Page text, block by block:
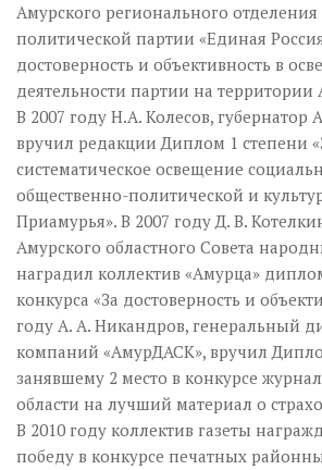
Амурского регионального отделения
политической партии «Единая
достоверность и объективность в
деятельности партии на территории
В 2007 году Н.А. Колесов, губернатор
вручил редакции Диплом 1 степени
систематическое освещение
общественно-политической и
Приамурья». В 2007 году Д. В.
Амурского областного Совета
наградил коллектив «Амурца»
конкурса «За достоверность и
году А. А. Никандров, генеральный
компаний «АмурДАСК», вручил
занявшему 2 место в конкурсе
области на лучший материал о
В 2010 году коллектив газеты
победу в конкурсе печатных